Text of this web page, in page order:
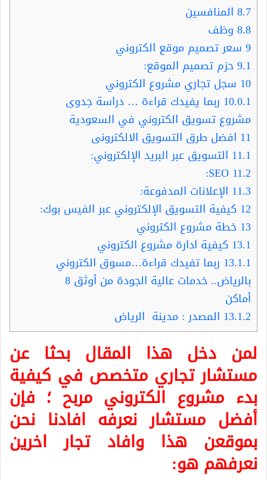
8.7 المنافسين
8.8 وظف
9 سعر تصميم موقع الكتروني
9.1حزم تصميم الموقع:
10 سجل تجاري مشروع الكتروني
10.0.1 ربما يفيدك قراءة … دراسة جدوى
مشروع تسويق الكتروني في السعودية
11 افضل طرق التسويق الالكترونى
11.1 التسويق عبر البريد الإلكتروني:
11.2
11.3 الإعلانات المدفوعة:
12 كيفية التسويق الإلكتروني عبر الفيس بوك:
13 خطة مشروع الكتروني
13.1 كيفية ادارة مشروع الكتروني
13.1.1 ربما تفيدك قراءة…مسوق الكتروني
بالرياض.. خدمات عالية الجودة من أوثق 8
أماكن
13.1.2 المصدر : مدينة الرياض
لمن دخل هذا المقال بحثا عن
مستشار تجاري متخصص في كيفية
بدء مشروع الكتروني مربح ؛ فإن
أفضل مستشار نعرفه افادنا نحن
بموقعن هذا وافاد تجار اخرين
نعرفهم هو: